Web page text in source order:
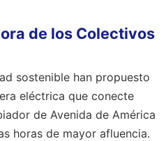
de los Colectivos
sostenible han propuesto
eléctrica que conecte
de Avenida de América
horas de mayor afluencia.